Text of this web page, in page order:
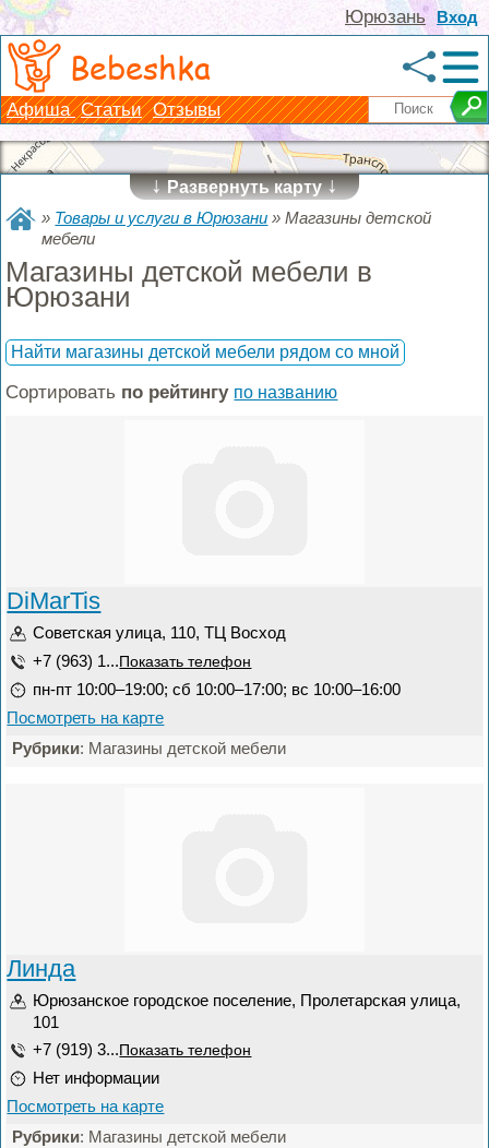
Вход
Юрюзань
Bebeshka
Афиша Статьи Отзывы
↓Развернуть карту↓
» Товары и услуги в Юрюзани »Магазины детской
мебели
Магазины детской мебели в
Юрюзани
Найти магазины детской мебели рядом со мной
Сортировать по рейтингу по названию
DiMarTis
Советская улица, 110, ТЦ Восход
+7 (963) 1... Показать телефон
пн-пт 10:00–19:00; сб 10:00–17:00; вс 10:00–16:00
Посмотреть на карте
Рубрики: Магазины детской мебели
Линда
Юрюзанское городское поселение, Пролетарская улица,
101
+7 (919) 3... Показать телефон
Нет информации
Посмотреть на карте
Рубрики: Магазины детской мебели